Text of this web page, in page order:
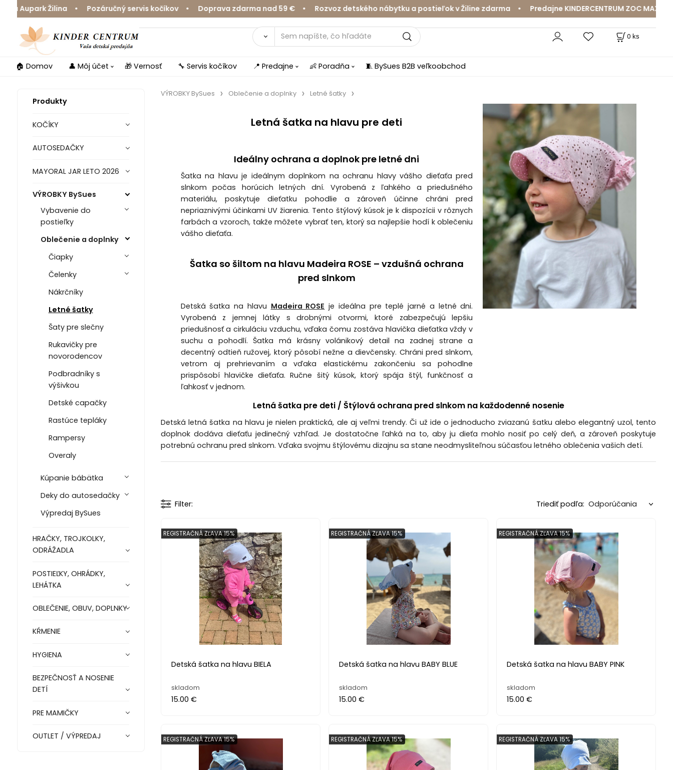
Žilina • Pozáručný servis kočíkov • Doprava zdarma nad 59 € • Rozvoz detského nábytku a postieľok v Žiline zdarma • Predajne KINDERCENTRUM ZOC MAX a
0 ks
🏠 Domov 👤 Môj účet 🎁 Vernosť 🔧 Servis kočíkov 📍 Predajne 👶 Poradňa 🧵 BySues B2B veľkoobchod
Produkty
KOČÍKY
AUTOSEDAČKY
MAYORAL JAR LETO 2026
VÝROBKY BySues
Vybavenie do
postieľky
Oblečenie a doplnky
Čiapky
Čelenky
Nákrčníky
Letné šatky
Šaty pre slečny
Rukavičky pre
novorodencov
Podbradníky s
výšivkou
Detské capačky
Rastúce tepláky
Rampersy
Overaly
Kúpanie bábätka
Deky do autosedačky
Výpredaj BySues
HRAČKY, TROJKOLKY,
ODRÁŽADLA
POSTIEĽKY, OHRÁDKY,
LEHÁTKA
OBLEČENIE, OBUV, DOPLNKY
KŔMENIE
HYGIENA
BEZPEČNOSŤ A NOSENIE
DETÍ
PRE MAMIČKY
OUTLET / VÝPREDAJ
VÝROBKY BySues Oblečenie a doplnky Letné šatky
Letná šatka na hlavu pre deti
Ideálny ochrana a doplnok pre letné dni
Šatka na hlavu je ideálnym doplnkom na ochranu hlavy vášho dieťaťa pred
slnkom počas horúcich letných dní. Vyrobená z ľahkého a priedušného
materiálu, poskytuje dieťatku pohodlie a zároveň účinne chráni pred
nepriaznivými účinkami UV žiarenia. Tento štýlový kúsok je k dispozícii v rôznych
farbách a vzoroch, takže môžete vybrať ten, ktorý sa najlepšie hodí k oblečeniu
vášho dieťaťa.
Šatka so šiltom na hlavu Madeira ROSE – vzdušná ochrana
pred slnkom
Detská šatka na hlavu Madeira ROSE je ideálna pre teplé jarné a letné dni.
Vyrobená z jemnej látky s drobnými otvormi, ktoré zabezpečujú lepšiu
priedušnosť a cirkuláciu vzduchu, vďaka čomu zostáva hlavička dieťatka vždy v
suchu a pohodlí. Šatka má krásny volánikový detail na zadnej strane a
decentný odtieň ružovej, ktorý pôsobí nežne a dievčensky. Chráni pred slnkom,
vetrom aj prehrievaním a vďaka elastickému zakončeniu sa pohodlne
prispôsobí hlavičke dieťaťa. Ručne šitý kúsok, ktorý spája štýl, funkčnosť a
ľahkosť v jednom.
Letná šatka pre deti / Štýlová ochrana pred slnkom na každodenné nosenie
Detská letná šatka na hlavu je nielen praktická, ale aj veľmi trendy. Či už ide o jednoducho zviazanú šatku alebo elegantný uzol, tento
doplnok dodáva dieťaťu jedinečný vzhľad. Je dostatočne ľahká na to, aby ju dieťa mohlo nosiť po celý deň, a zároveň poskytuje
potrebnú ochranu pred slnkom. Vďaka svojmu štýlovému dizajnu sa stane neodmysliteľnou súčasťou letného oblečenia vašich detí.
Filter Triediť podľa:
Detská šatka na hlavu BIELA
REGISTRAČNÁ ZĽAVA 15%
skladom
15.00 €
Detská šatka na hlavu BABY BLUE
REGISTRAČNÁ ZĽAVA 15%
skladom
15.00 €
Detská šatka na hlavu BABY PINK
REGISTRAČNÁ ZĽAVA 15%
skladom
15.00 €
REGISTRAČNÁ ZĽAVA 15% REGISTRAČNÁ ZĽAVA 15% REGISTRAČNÁ ZĽAVA 15%